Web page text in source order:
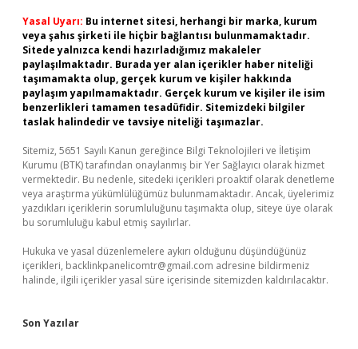
Yasal Uyarı: Bu internet sitesi, herhangi bir marka, kurum
veya şahıs şirketi ile hiçbir bağlantısı bulunmamaktadır.
Sitede yalnızca kendi hazırladığımız makaleler
paylaşılmaktadır. Burada yer alan içerikler haber niteliği
taşımamakta olup, gerçek kurum ve kişiler hakkında
paylaşım yapılmamaktadır. Gerçek kurum ve kişiler ile isim
benzerlikleri tamamen tesadüfidir. Sitemizdeki bilgiler
taslak halindedir ve tavsiye niteliği taşımazlar.
Sitemiz, 5651 Sayılı Kanun gereğince Bilgi Teknolojileri ve İletişim
Kurumu (BTK) tarafından onaylanmış bir Yer Sağlayıcı olarak hizmet
vermektedir. Bu nedenle, sitedeki içerikleri proaktif olarak denetleme
veya araştırma yükümlülüğümüz bulunmamaktadır. Ancak, üyelerimiz
yazdıkları içeriklerin sorumluluğunu taşımakta olup, siteye üye olarak
bu sorumluluğu kabul etmiş sayılırlar.
Hukuka ve yasal düzenlemelere aykırı olduğunu düşündüğünüz
içerikleri, backlinkpanelicomtr@gmail.com adresine bildirmeniz
halinde, ilgili içerikler yasal süre içerisinde sitemizden kaldırılacaktır.
Son Yazılar